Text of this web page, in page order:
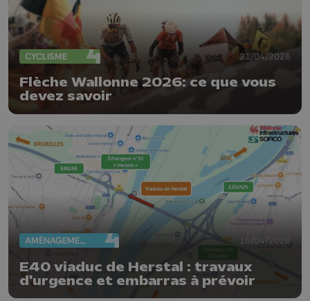
CYCLISME 21/04/2026
Flèche Wallonne 2026: ce que vous
devez savoir
AMÉNAGEMENT DU TERRITOIRE 15/04/2026
E40 viaduc de Herstal : travaux
d'urgence et embarras à prévoir